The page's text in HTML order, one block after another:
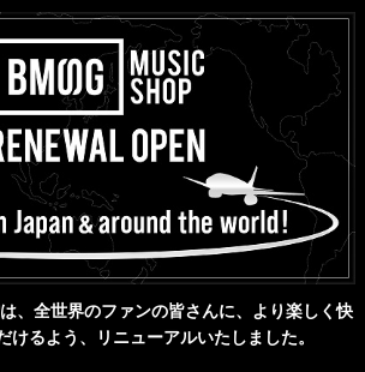
、全世界のファンの皆さんに、より楽しく快
けるよう、リニューアルいたしました。